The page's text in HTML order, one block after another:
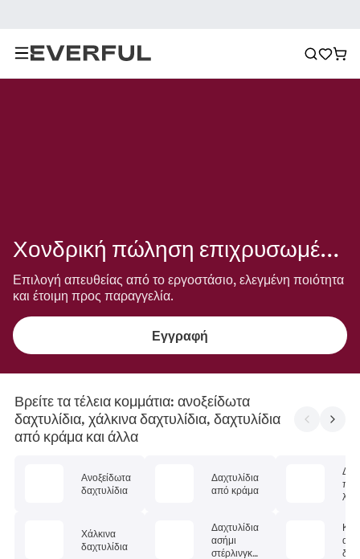
Χονδρική πώληση επιχρυσωμένα δαχτυλίδια
Επιλογή απευθείας από το εργοστάσιο, ελεγμένη ποιότητα
και έτοιμη προς παραγγελία.
Εγγραφή
Βρείτε τα τέλεια κομμάτια: ανοξείδωτα
δαχτυλίδια, χάλκινα δαχτυλίδια, δαχτυλίδια
από κράμα και άλλα
Ανοξείδωτα
δαχτυλίδια
Χάλκινα
δαχτυλίδια
Δαχτυλίδια
από κράμα
Δαχτυλίδια
ασήμι
στέρλινγκ
α